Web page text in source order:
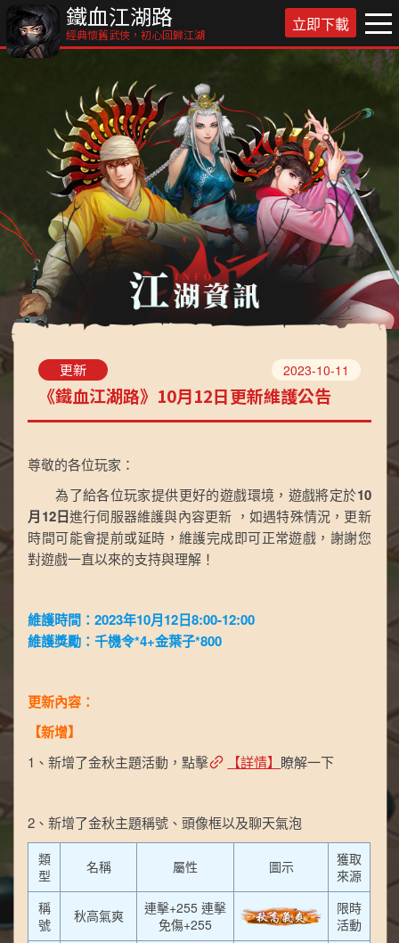
鐵血江湖路
經典懷舊武俠，初心回歸江湖
立即下載
更新
《鐵血江湖路》10月12日更新維護公告
2023-10-11
尊敬的各位玩家：
為了給各位玩家提供更好的遊戲環境，遊戲將定於10
月12日進行伺服器維護與內容更新 ，如遇特殊情況，更新
時間可能會提前或延時，維護完成即可正常遊戲，謝謝您
對遊戲一直以來的支持與理解！
維護時間：2023年10月12日8:00-12:00
維護獎勵：千機令*4+金葉子*800
更新內容：
【新增】
1、新增了金秋主題活動，點擊 【詳情】 瞭解一下
2、新增了金秋主題稱號、頭像框以及聊天氣泡
類
型
名稱 屬性 圖示
獲取
來源
稱
號
秋高氣爽
連擊+255 連擊
免傷+255
限時
活動